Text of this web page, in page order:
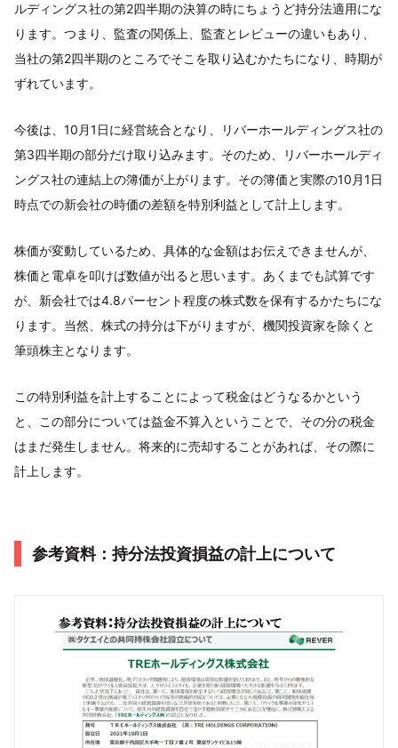
ルディングス社の第2四半期の決算の時にちょうど持分法適用にな
ります。つまり、監査の関係上、監査とレビューの違いもあり、
当社の第2四半期のところでそこを取り込むかたちになり、時期が
ずれています。
今後は、10月1日に経営統合となり、リバーホールディングス社の
第3四半期の部分だけ取り込みます。そのため、リバーホールディ
ングス社の連結上の簿価が上がります。その簿価と実際の10月1日
時点での新会社の時価の差額を特別利益として計上します。
株価が変動しているため、具体的な金額はお伝えできませんが、
株価と電卓を叩けば数値が出ると思います。あくまでも試算です
が、新会社では4.8パーセント程度の株式数を保有するかたちにな
ります。当然、株式の持分は下がりますが、機関投資家を除くと
筆頭株主となります。
この特別利益を計上することによって税金はどうなるかという
と、この部分については益金不算入ということで、その分の税金
はまだ発生しません。将来的に売却することがあれば、その際に
計上します。
参考資料：持分法投資損益の計上について